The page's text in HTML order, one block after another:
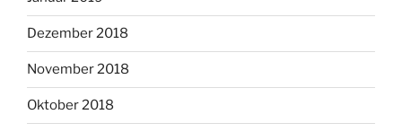
Dezember 2018
November 2018
Oktober 2018